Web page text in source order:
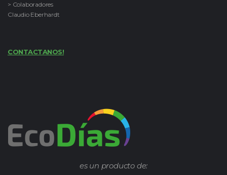
> Colaboradores
Claudio Eberhardt
CONTACTANOS!
es un producto de: